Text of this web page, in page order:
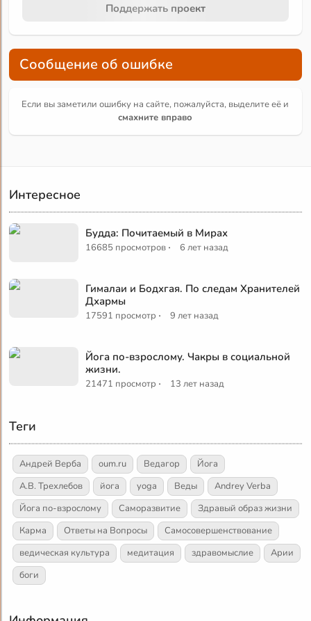
Поддержать проект
Сообщение об ошибке
Если вы заметили ошибку на сайте, пожалуйста, выделите её и
смахните вправо
Интересное
Будда: Почитаемый в Мирах
16685 просмотров · 6 лет назад
Гималаи и Бодхгая. По следам Хранителей
Дхармы
17591 просмотр · 9 лет назад
Йога по-взрослому. Чакры в социальной
жизни.
21471 просмотр · 13 лет назад
Теги
Андрей Верба oum.ru Ведагор
Йога
А.В. Трехлебов
йога yoga Веды
Andrey Verba
Йога по-взрослому
Саморазвитие
Здравый образ жизни
Карма
Ответы на Вопросы
Самосовершенствование
ведическая культура
медитация здравомыслие
Арии
боги